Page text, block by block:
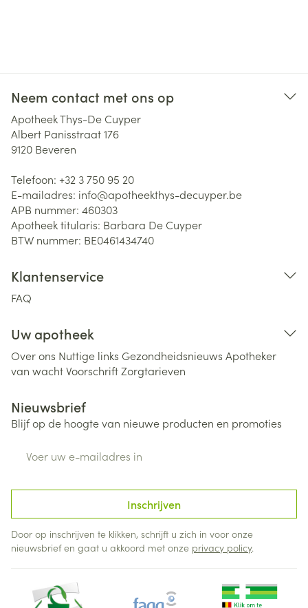
Neem contact met ons op
Apotheek Thys-De Cuyper
Albert Panisstraat 176
9120 Beveren
Telefoon: +32 3 750 95 20
E-mailadres: info@apotheekthys-decuyper.be
APB nummer: 460303
Apotheek titularis: Barbara De Cuyper
BTW nummer: BE0461434740
Klantenservice
FAQ
Uw apotheek
Over ons Nuttige links Gezondheidsnieuws Apotheker
van wachtVoorschriftZorgtarieven
Nieuwsbrief
Blijf op de hoogte van nieuwe producten en promoties
Inschrijven
Door op inschrijven te klikken, schrijft u zich in voor onze
nieuwsbrief en gaat u akkoord met onze privacy policy.